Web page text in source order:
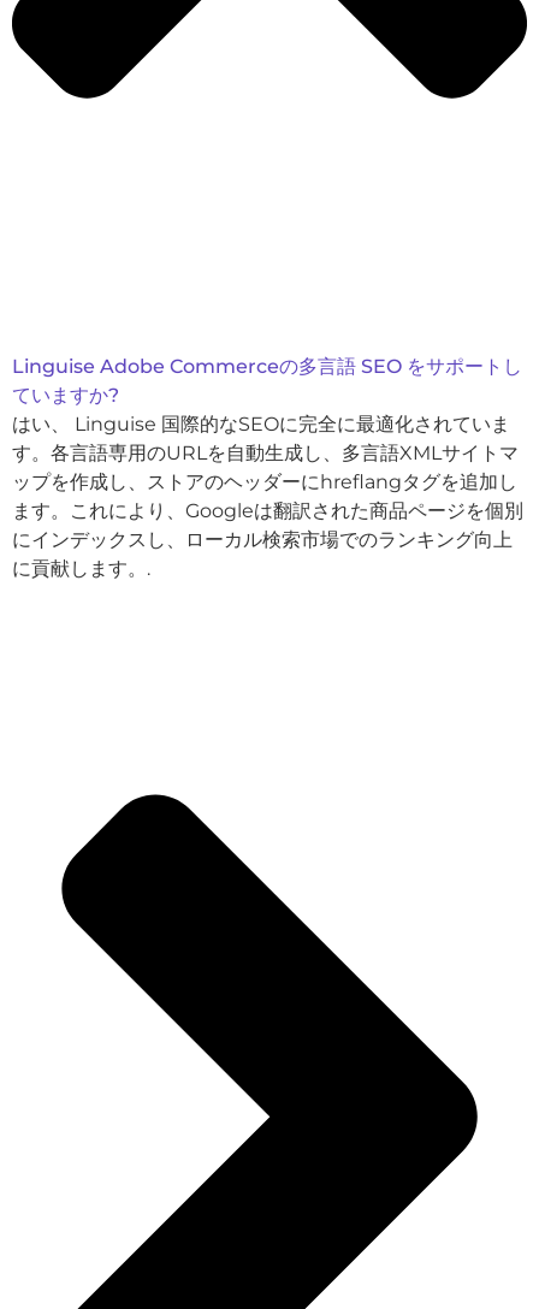
Linguise Adobe Commerceの多言語 SEO をサポートし
ていますか?
はい、 Linguise 国際的なSEOに完全に最適化されていま
す。各言語専用のURLを自動生成し、多言語XMLサイトマ
ップを作成し、ストアのヘッダーにhreflangタグを追加し
ます。これにより、Googleは翻訳された商品ページを個別
にインデックスし、ローカル検索市場でのランキング向上
に貢献します。.